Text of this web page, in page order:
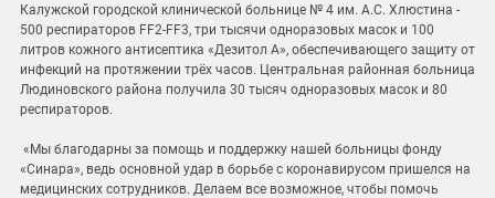
Калужской городской клинической больнице № 4 им. А.С. Хлюстина -
500 респираторов FF2-FF3, три тысячи одноразовых масок и 100
литров кожного антисептика «Дезитол А», обеспечивающего защиту от
инфекций на протяжении трёх часов. Центральная районная больница
Людиновского района получила 30 тысяч одноразовых масок и 80
респираторов.
«Мы благодарны за помощь и поддержку нашей больницы фонду
«Синара», ведь основной удар в борьбе с коронавирусом пришелся на
медицинских сотрудников. Делаем все возможное, чтобы помочь